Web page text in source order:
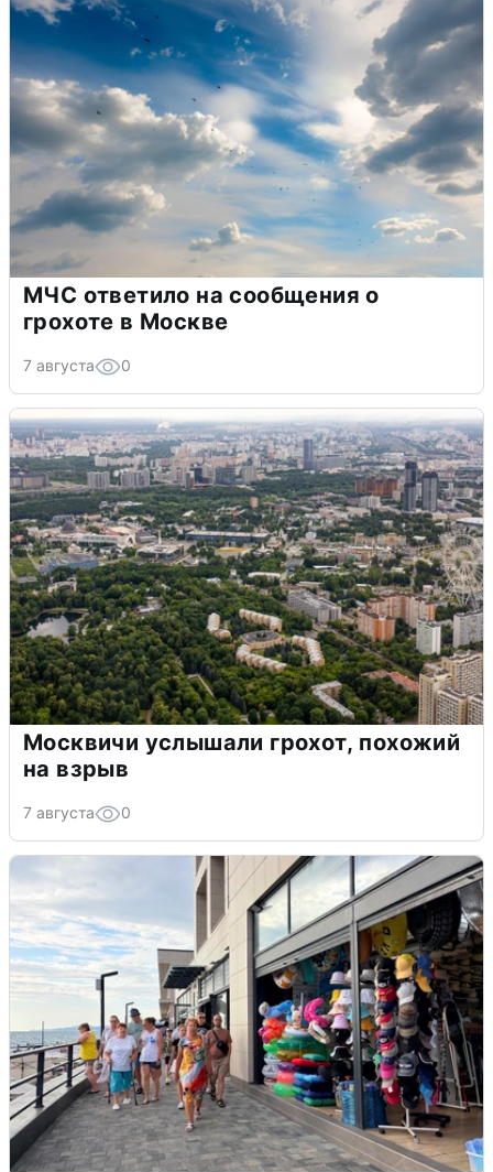
МЧС ответило на сообщения о
грохоте в Москве
7 августа 0
Москвичи услышали грохот, похожий
на взрыв
7 августа 0